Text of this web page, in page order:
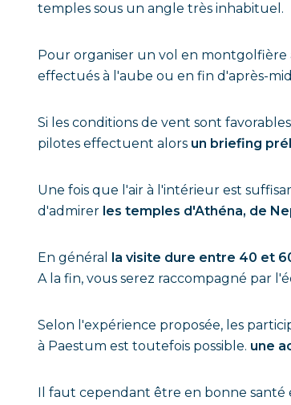
temples sous un angle très inhabituel.
Pour organiser un vol en montgolfière
effectués à l'aube ou en fin d'après-
Si les conditions de vent sont
pilotes effectuent alors un briefing
Une fois que l'air à l'intérieur est
d'admirer les temples d'Athéna, de
En général la visite dure entre 40 et
A la fin, vous serez raccompagné par
Selon l'expérience proposée, les
à Paestum est toutefois possible. une
Il faut cependant être en bonne santé